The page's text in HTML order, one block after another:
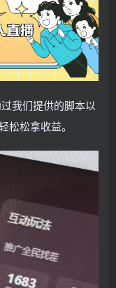
我们提供的脚本以
松松拿收益。